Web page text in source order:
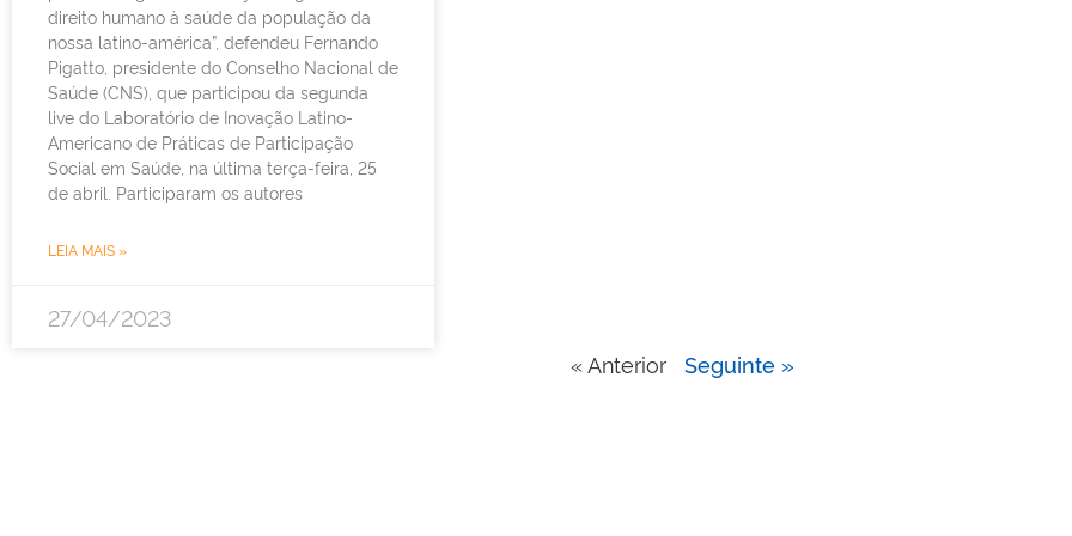
direito humano à saúde da população da
nossa latino-américa”, defendeu Fernando
Pigatto, presidente do Conselho Nacional de
Saúde (CNS), que participou da segunda
live do Laboratório de Inovação Latino-
Americano de Práticas de Participação
Social em Saúde, na última terça-feira, 25
de abril. Participaram os autores
LEIA MAIS »
27/04/2023
« Anterior
Seguinte »